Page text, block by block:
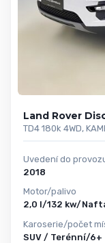
Land Rover
TD4 180k 4WD,
Uvedení do
2018
Motor/palivo
2,0 l/132 kw/
Karoserie/počet
SUV / Terénní/6+